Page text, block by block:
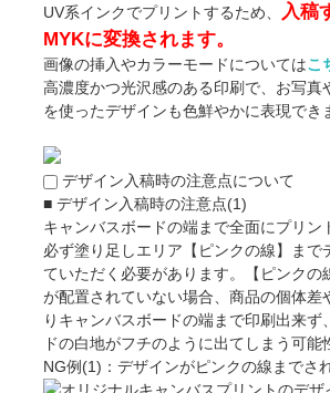
UV系インクでプリントするため、 入稿
MYKに変換されます。
画像の挿入やカラーモードについてはこ
高濃度かつ光沢感のある印刷で、お写真
を使ったデザインも色鮮やかに表現でき
デザイン入稿時の注意点について
■ デザイン入稿時の注意点(1)
キャンバスボードの端まで全面にプリン
必ず塗り足しエリア【ピンクの線】まで
ていただく必要があります。【ピンクの
が配置されていない場合、商品の個体差
りキャンバスボードの端まで印刷出来ず
ドの白地がフチのように出てしまう可能
NG例(1)：デザインがピンクの線までさ